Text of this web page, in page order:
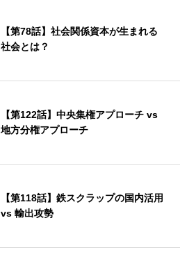
【第78話】社会関係資本が生まれる
社会とは？
【第122話】中央集権アプローチ vs
地方分権アプローチ
【第118話】鉄スクラップの国内活用
vs 輸出攻勢